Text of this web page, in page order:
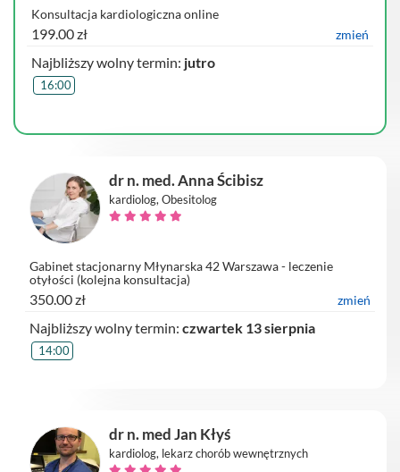
Konsultacja kardiologiczna online
199.00 zł zmień
Najbliższy wolny termin: jutro
16:00
dr n. med. Anna Ścibisz
kardiolog, Obesitolog
Gabinet stacjonarny Młynarska 42 Warszawa - leczenie
otyłości (kolejna konsultacja)
350.00 zł zmień
Najbliższy wolny termin: czwartek 13 sierpnia
14:00
dr n. med Jan Kłyś
kardiolog, lekarz chorób wewnętrznych